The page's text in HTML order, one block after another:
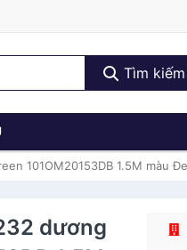
Tìm kiếm
101OM20153DB 1.5M màu
dương